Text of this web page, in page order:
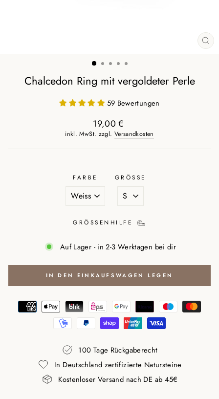
Chalcedon Ring mit vergoldeter Perle
59 Bewertungen
Normaler
Preis
19,00 €
inkl. MwSt. zzgl. Versandkosten
FARBE GRÖSSE
GRÖSSENHILFE
Auf Lager - in 2-3 Werktagen bei dir
IN DEN EINKAUFSWAGEN LEGEN
100 Tage Rückgaberecht
In Deutschland zertifizierte Natursteine
Kostenloser Versand nach DE ab 45€